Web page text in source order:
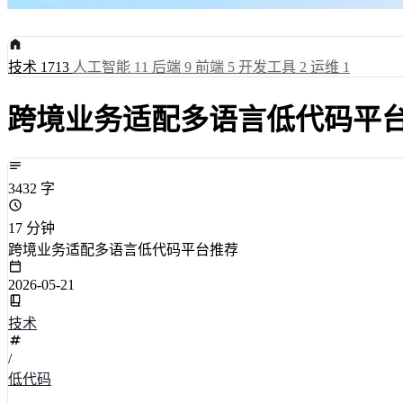
技术 1713 人工智能 11 后端 9 前端 5 开发工具 2 运维 1
跨境业务适配多语言低代码平
3432 字
17 分钟
跨境业务适配多语言低代码平台推荐
2026-05-21
技术
/
低代码